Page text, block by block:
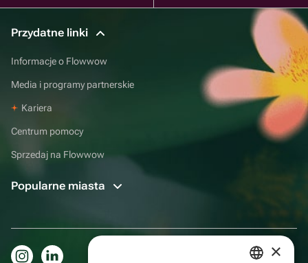
Przydatne linki
Informacje o Flowwow
Media i programy partnerskie
Kariera
Centrum pomocy
Sprzedaj na Flowwow
Popularne miasta
×